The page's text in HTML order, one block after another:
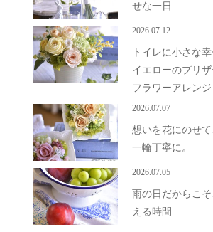
せな一日
2026.07.12
トイレに小さな幸
イエローのプリザ
フラワーアレンジ
2026.07.07
想いを花にのせ
一輪丁寧に。
2026.07.05
雨の日だからこ
える時間